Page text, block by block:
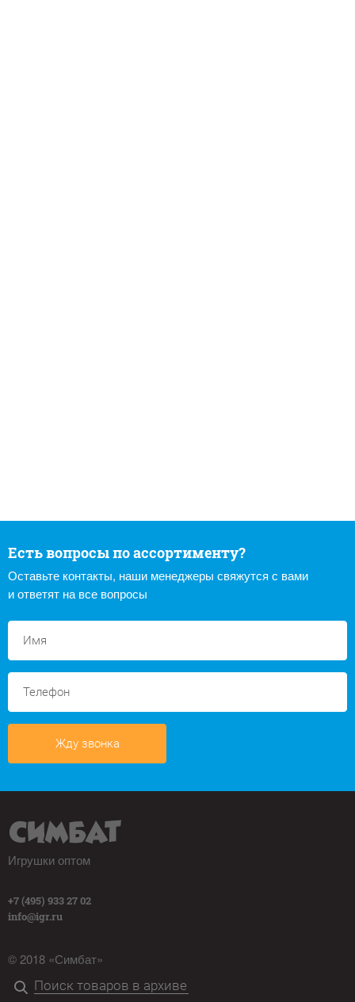
Есть вопросы по ассортименту?
Оставьте контакты, наши менеджеры свяжутся с вами
и ответят на все вопросы
Жду звонка
Игрушки оптом
+7 (495) 933 27 02
info@igr.ru
© 2018 «Симбат»